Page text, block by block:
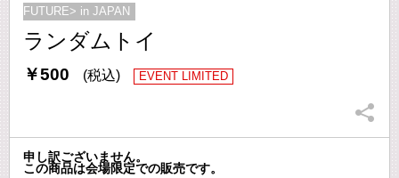
ランダムトイ
￥500 (税込) EVENT LIMITED
FUTURE> in JAPAN
申し訳ございません。
この商品は会場限定での販売です。